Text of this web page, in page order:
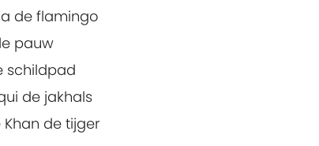
de flamingo
pauw
schildpad
de jakhals
Khan de tijger